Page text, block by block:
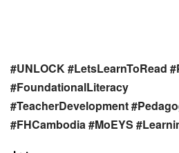
#UNLOCK#LetsLearnToRead
#FoundationalLiteracy
#TeacherDevelopment
#FHCambodia#MoEYS